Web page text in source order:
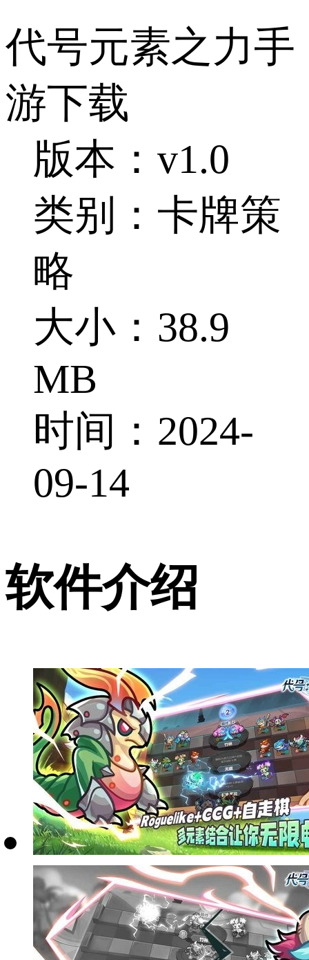
代号元素之力手
游下载
版本：v1.0
类别：卡牌策
略
大小：38.9
MB
时间：2024-
09-14
软件介绍